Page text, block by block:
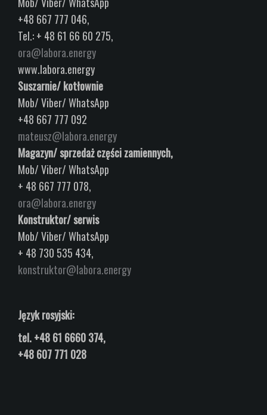
+48 667 777 046,
Tel.: + 48 61 66 60 275,
ora@labora.energy
www.labora.energy
Suszarnie/ kotłownie
Mob/ Viber/ WhatsApp
+48 667 777 092
mateusz@labora.energy
Magazyn/ sprzedaż części zamiennych,
Mob/ Viber/ WhatsApp
+ 48 667 777 078,
ora@labora.energy
Konstruktor/ serwis
Mob/ Viber/ WhatsApp
+ 48 730 535 434,
konstruktor@labora.energy
Język rosyjski:
tel.+48 61 6660 374,
+48 607 771 028